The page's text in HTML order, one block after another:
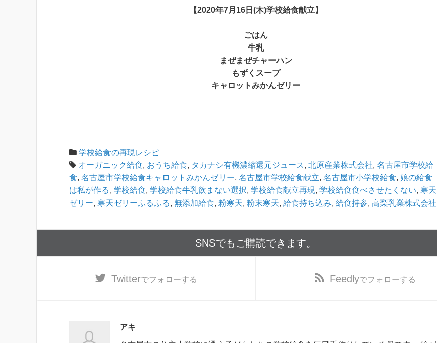
【2020年7月16日(木)学校給食献立】
ごはん
牛乳
まぜまぜチャーハン
もずくスープ
キャロットみかんゼリー
学校給食の再現レシピ
オーガニック給食, おうち給食, タカナシ有機濃縮還元ジュース, 北原産業株式会社, 名古屋市学校給
食, 名古屋市学校給食キャロットみかんゼリー, 名古屋市学校給食献立, 名古屋市小学校給食, 娘の給食
は私が作る, 学校給食, 学校給食牛乳飲まない選択, 学校給食献立再現, 学校給食食べさせたくない, 寒天
ゼリー, 寒天ゼリーふるふる, 無添加給食, 粉寒天, 粉末寒天, 給食持ち込み, 給食持参, 高梨乳業株式会社
SNSでもご購読できます。
Twitterでフォローする Feedlyでフォローする
アキ